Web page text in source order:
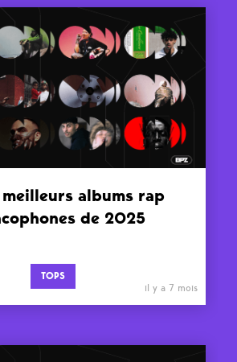
meilleurs albums rap
de 2025
TOPS
il y a 7 mois